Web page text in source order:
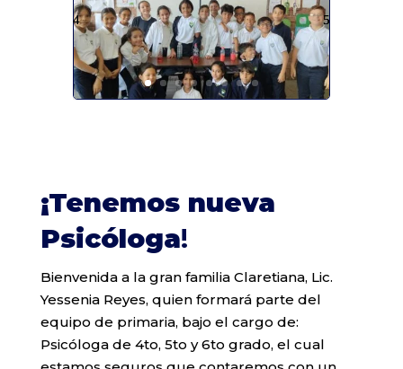
¡Tenemos nueva
Psicóloga!
Bienvenida a la gran familia Claretiana, Lic.
Yessenia Reyes, quien formará parte del
equipo de primaria, bajo el cargo de:
Psicóloga de 4to, 5to y 6to grado, el cual